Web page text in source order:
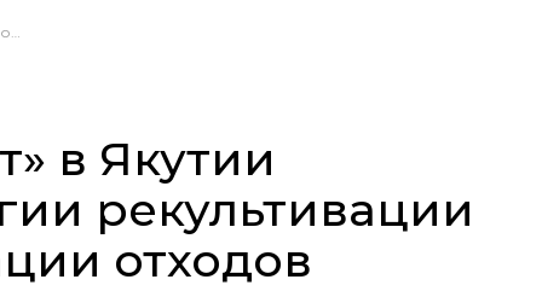
в Якутии
рекультивации
отходов